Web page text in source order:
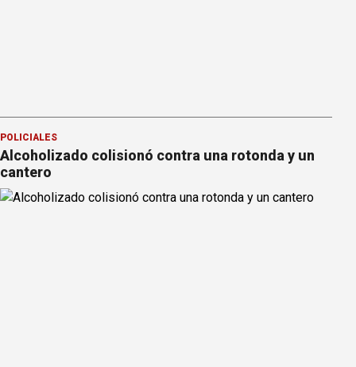
POLICIALES
Alcoholizado colisionó contra una rotonda y un
cantero